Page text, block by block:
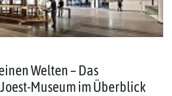
Welten – Das
Museum im Überblick